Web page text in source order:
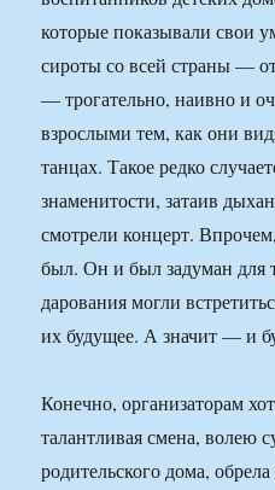
которые показывали свои
сироты со всей страны —
— трогательно, наивно и
взрослыми тем, как они
танцах. Такое редко
знаменитости, затаив
смотрели концерт.
был. Он и был задуман для
дарования могли
их будущее. А значит — и
Конечно, организаторам
талантливая смена, волею
родительского дома,